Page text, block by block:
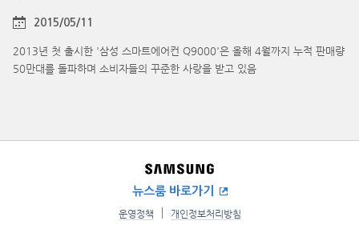
2015/05/11
2013년 첫 출시한 '삼성 스마트에어컨 Q9000'은 올해 4월까지 누적 판매량
50만대를 돌파하며 소비자들의 꾸준한 사랑을 받고 있음
뉴스룸 바로가기
운영정책 개인정보처리방침